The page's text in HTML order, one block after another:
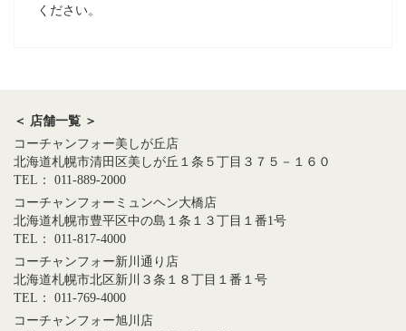
ください。
＜ 店舗一覧 ＞
コーチャンフォー美しが丘店
北海道札幌市清田区美しが丘１条５丁目３７５－１６０
TEL： 011-889-2000
コーチャンフォーミュンヘン大橋店
北海道札幌市豊平区中の島１条１３丁目１番1号
TEL： 011-817-4000
コーチャンフォー新川通り店
北海道札幌市北区新川３条１８丁目１番１号
TEL： 011-769-4000
コーチャンフォー旭川店